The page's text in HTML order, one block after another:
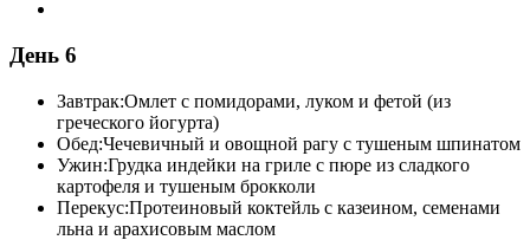
День 6
Завтрак:Омлет с помидорами, луком и фетой (из
греческого йогурта)
Обед:Чечевичный и овощной рагу с тушеным шпинатом
Ужин:Грудка индейки на гриле с пюре из сладкого
картофеля и тушеным брокколи
Перекус:Протеиновый коктейль с казеином, семенами
льна и арахисовым маслом